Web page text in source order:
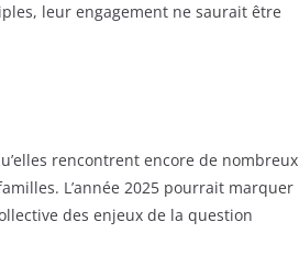
leur engagement ne saurait être
rencontrent encore de nombreux
L’année 2025 pourrait marquer
des enjeux de la question